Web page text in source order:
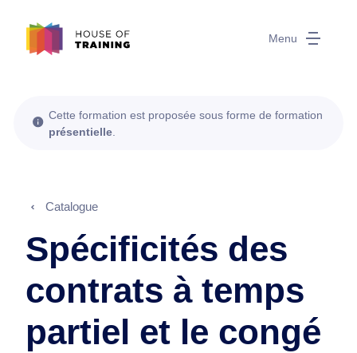
Menu
Cette formation est proposée sous forme de formation
présentielle
Catalogue
Spécificités des
contrats à temps
partiel et le congé